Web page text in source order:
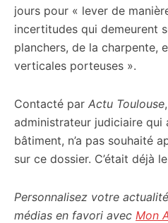
jours pour « lever de
incertitudes qui demeurent
planchers, de la charpente,
verticales porteuses ».
Contacté par Actu Toulouse
administrateur judiciaire qui
bâtiment, n’a pas souhaité
sur ce dossier. C’était déjà
Personnalisez votre
médias en favori avec Mon